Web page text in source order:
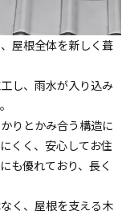
屋根全体を新しく葺
し、雨水が入り込み
りとかみ合う構造に
くく、安心してお住
も優れており、長く
く、屋根を支える木